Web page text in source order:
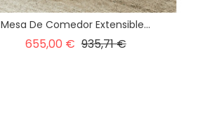
Mesa De Comedor Extensible...
655,00 € Precio
935,71 €Precio